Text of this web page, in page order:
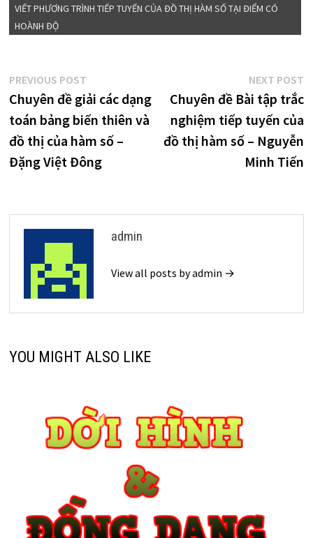
VIẾT PHƯƠNG TRÌNH TIẾP TUYẾN CỦA ĐỒ THỊ HÀM SỐ TẠI ĐIỂM CÓ
HOÀNH ĐỘ
Điều
hướng
bài
viết
PREVIOUS POSTPrevious
post:
Chuyên đề giải các dạng
toán bảng biến thiên và
đồ thị của hàm số –
Đặng Việt Đông
NEXT POST
Chuyên đề Bài tập trắc
nghiệm tiếp tuyến của
đồ thị hàm số – Nguyễn
Minh Tiến
admin
View all posts by admin →
YOU MIGHT ALSO LIKE